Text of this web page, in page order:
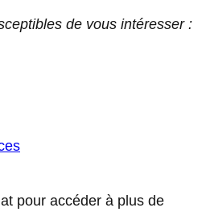
de vous intéresser :
pour accéder à plus de